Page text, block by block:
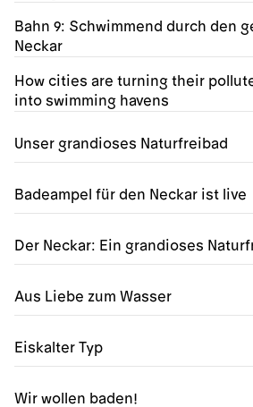
Bahn 9: Schwimmend durch den
Neckar
How cities are turning their
into swimming havens
Unser grandioses Naturfreibad
Badeampel für den Neckar ist live
Der Neckar: Ein grandioses
Aus Liebe zum Wasser
Eiskalter Typ
Wir wollen baden!